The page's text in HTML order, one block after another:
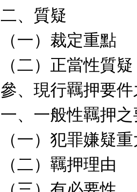
二、質疑
（一）裁定重點
（二）正當性質疑
參、現行羈押要
一、一般性羈押
（一）犯罪嫌疑
（二）羈押理由